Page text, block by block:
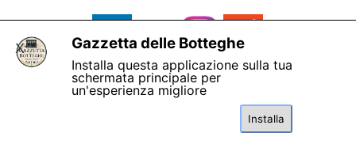
Gazzetta delle Botteghe
Installa questa applicazione sulla tua
schermata principale per
un'esperienza migliore
Installa
X